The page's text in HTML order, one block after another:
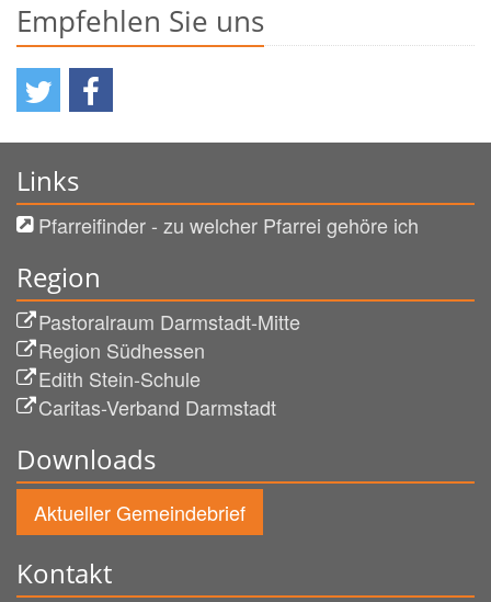
Empfehlen Sie uns
Links
Pfarreifinder - zu welcher Pfarrei gehöre ich
Region
Pastoralraum Darmstadt-Mitte
Region Südhessen
Edith Stein-Schule
Caritas-Verband Darmstadt
Downloads
Aktueller Gemeindebrief
Kontakt